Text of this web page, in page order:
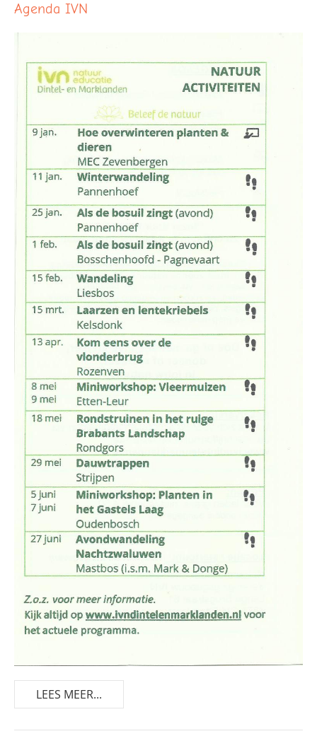
Agenda IVN
LEES MEER...